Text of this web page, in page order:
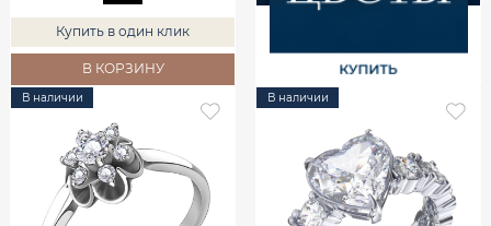
Купить в один клик
В КОРЗИНУ
В наличии В наличии